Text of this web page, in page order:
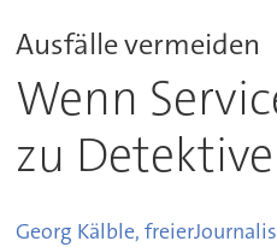
Ausfälle vermeiden
Wenn
zu
Georg Kälble, freier